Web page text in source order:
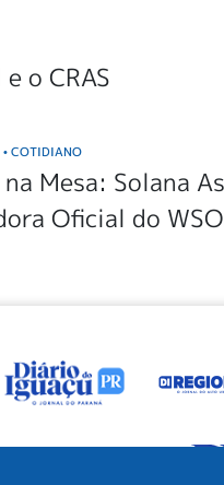
o CRAS
• COTIDIANO
Mesa: Solana
Oficial do